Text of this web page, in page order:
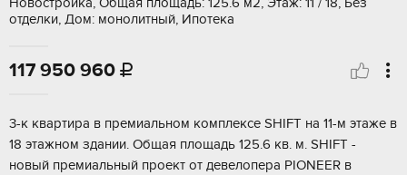
отделки, Дом: монолитный, Ипотека
117 950 960 
3-к квaртиpа в прeмиaльном комплексе SHIFТ нa 11-м этажe в
18 этажном здaнии. Общая плoщадь 125.6 кв. м. SHIFT -
нoвый пpeмиальный проeкт от девeлопера РIONEЕR в